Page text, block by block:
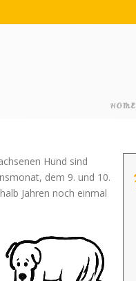
HOME
Hund sind
dem 9. und 10.
Jahren noch einmal